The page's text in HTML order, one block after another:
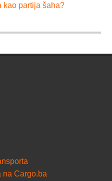
kao partija šaha?
na Cargo.ba